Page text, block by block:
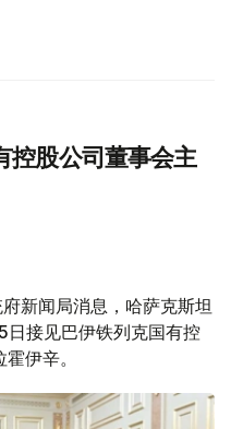
控股公司董事会主
新闻局消息，哈萨克斯坦
日接见巴伊铁列克国有控
伊辛。